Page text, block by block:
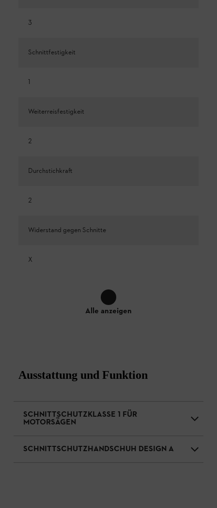
3
Schnittfestigkeit
1
Weiterreisfestigkeit
2
Durchstichkraft
2
Widerstand gegen Schnitte
X
Alle anzeigen
Ausstattung und Funktion
SCHNITTSCHUTZKLASSE 1 FÜR
MOTORSÄGEN
SCHNITTSCHUTZHANDSCHUH DESIGN A